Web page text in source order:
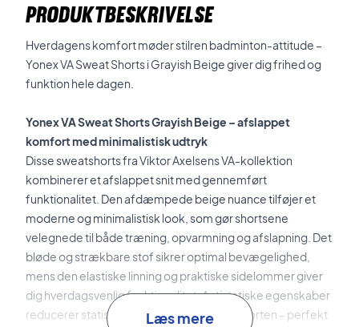
PRODUKTBESKRIVELSE
Hverdagens komfort møder stilren badminton-attitude –
Yonex VA Sweat Shorts i Grayish Beige giver dig frihed og
funktion hele dagen.
Yonex VA Sweat Shorts Grayish Beige – afslappet
komfort med minimalistisk udtryk
Disse sweatshorts fra Viktor Axelsens VA-kollektion
kombinerer et afslappet snit med gennemført
funktionalitet. Den afdæmpede beige nuance tilføjer et
moderne og minimalistisk look, som gør shortsene
velegnede til både træning, opvarmning og afslapning. Det
bløde og strækbare stof sikrer optimal bevægelighed,
mens den elastiske linning og praktiske sidelommer giver
dig hverdagsvenlig funktionalitet. Antistatiske egenskaber
reducerer statisk elektricitet og øger komforten – perfekt
Læs mere